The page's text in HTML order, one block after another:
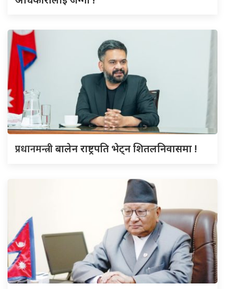
प्रधानमन्त्रीबालेन राष्ट्रपति भेट्न शितलनिवासमा !